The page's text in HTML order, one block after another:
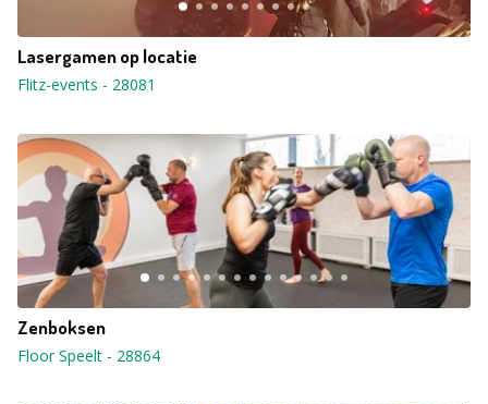
Lasergamen op locatie
Flitz-events - 28081
Zenboksen
Floor Speelt - 28864